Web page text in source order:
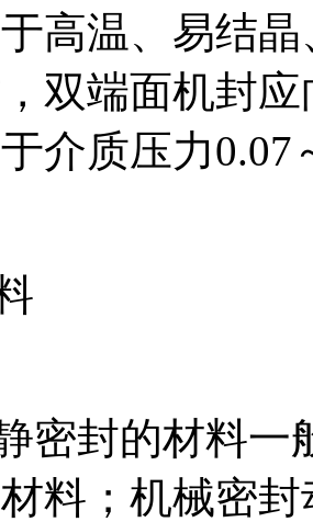
高温、易结
双端面机封
于介质压力
材料
密封的材料一
料；机械密